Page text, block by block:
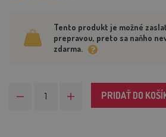
Tento produkt je možné
prepravou, preto sa naňho
zdarma.
PRIDAŤ DO